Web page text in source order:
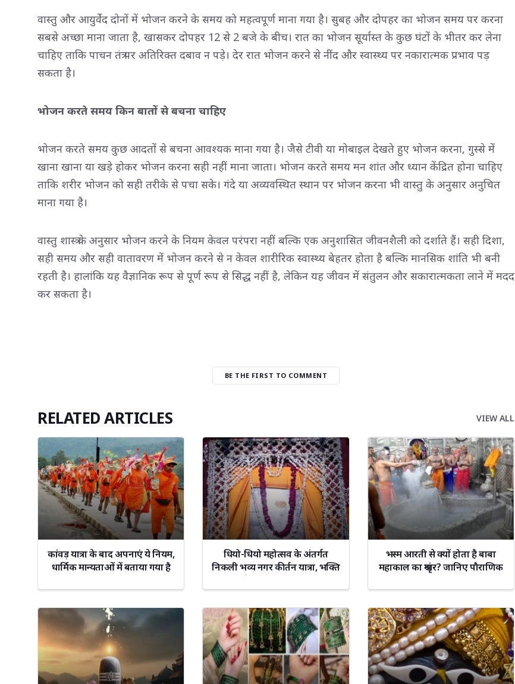
वास्तु और आयुर्वेद दोनों में भोजन करने के समय को महत्वपूर्ण माना गया है। सुबह और दोपहर का भोजन समय पर करना
सबसे अच्छा माना जाता है, खासकर दोपहर 12 से 2 बजे के बीच। रात का भोजन सूर्यास्त के कुछ घंटों के भीतर कर लेना
चाहिए ताकि पाचन तंत्र पर अतिरिक्त दबाव न पड़े। देर रात भोजन करने से नींद और स्वास्थ्य पर नकारात्मक प्रभाव पड़
सकता है।
भोजन करते समय किन बातों से बचना चाहिए
भोजन करते समय कुछ आदतों से बचना आवश्यक माना गया है। जैसे टीवी या मोबाइल देखते हुए भोजन करना, गुस्से में
खाना खाना या खड़े होकर भोजन करना सही नहीं माना जाता। भोजन करते समय मन शांत और ध्यान केंद्रित होना चाहिए
ताकि शरीर भोजन को सही तरीके से पचा सके। गंदे या अव्यवस्थित स्थान पर भोजन करना भी वास्तु के अनुसार अनुचित
माना गया है।
वास्तु शास्त्र के अनुसार भोजन करने के नियम केवल परंपरा नहीं बल्कि एक अनुशासित जीवनशैली को दर्शाते हैं। सही दिशा,
सही समय और सही वातावरण में भोजन करने से न केवल शारीरिक स्वास्थ्य बेहतर होता है बल्कि मानसिक शांति भी बनी
रहती है। हालांकि यह वैज्ञानिक रूप से पूर्ण रूप से सिद्ध नहीं है, लेकिन यह जीवन में संतुलन और सकारात्मकता लाने में मदद
कर सकता है।
BE THE FIRST TO COMMENT
RELATED ARTICLES VIEW ALL
कांवड़ यात्रा के बाद अपनाएं ये नियम,
धार्मिक मान्यताओं में बताया गया है
धियो-धियो महोत्सव के अंतर्गत
निकली भव्य नगर कीर्तन यात्रा, भक्ति
भस्म आरती से क्यों होता है बाबा
महाकाल का श्रृंगार? जानिए पौराणिक